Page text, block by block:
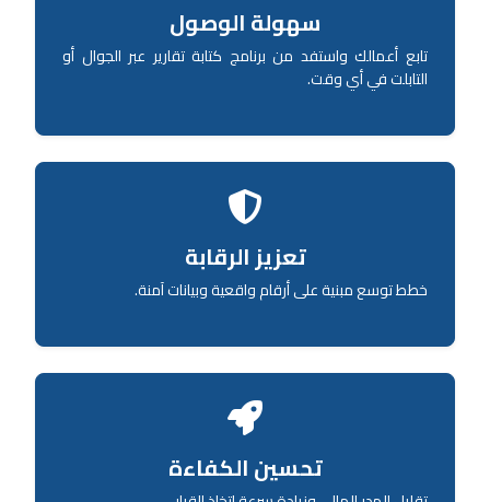
سهولة الوصول
تابع أعمالك واستفد من برنامج كتابة تقارير عبر الجوال أو
التابلت في أي وقت.
تعزيز الرقابة
خطط توسع مبنية على أرقام واقعية وبيانات آمنة.
تحسين الكفاءة